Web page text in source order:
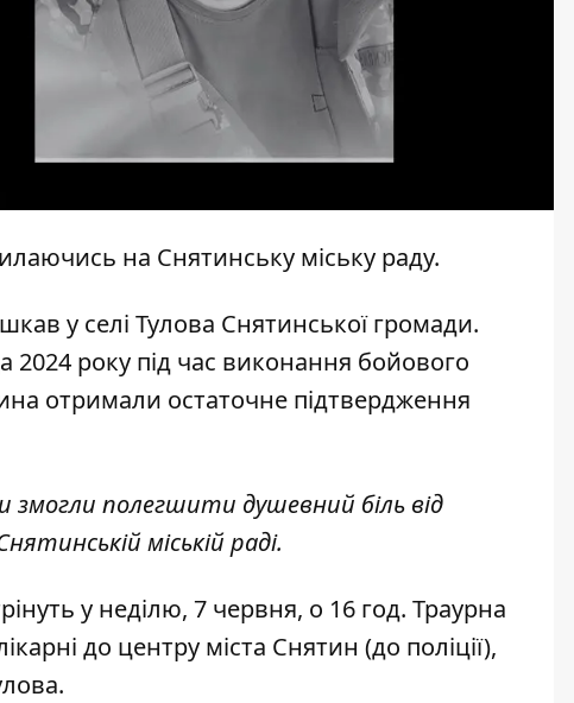
на Снятинську міську раду.
у селі Тулова Снятинської громади.
2024 року під час виконання бойового
отримали остаточне підтвердження
змогли полегшити душевний біль від
міській раді.
у неділю, 7 червня, о 16 год. Траурна
до центру міста Снятин (до поліції),